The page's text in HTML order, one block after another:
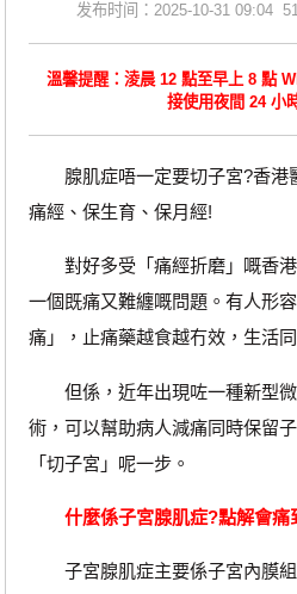
发布时间：2025-10-31 09:04
溫馨提醒：淩晨 12 點至早上 8 點
接使用夜間 24 小
腺肌症唔一定要切子宮?香港
痛經、保生育、保月經!
對好多受「痛經折磨」嘅香港
一個既痛又難纏嘅問題。有人形
痛」，止痛藥越食越冇效，生活
但係，近年出現咗一種新型
術，可以幫助病人減痛同時保留
「切子宮」呢一步。
什麼係子宮腺肌症?點解會痛
子宮腺肌症主要係子宮內膜組